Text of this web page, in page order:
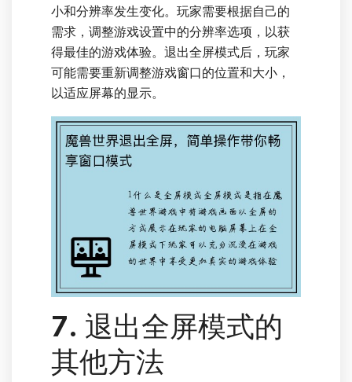
小和分辨率发生变化。玩家需要根据自己的
需求，调整游戏设置中的分辨率选项，以获
得最佳的游戏体验。退出全屏模式后，玩家
可能需要重新调整游戏窗口的位置和大小，
以适应屏幕的显示。
7. 退出全屏模式的
其他方法